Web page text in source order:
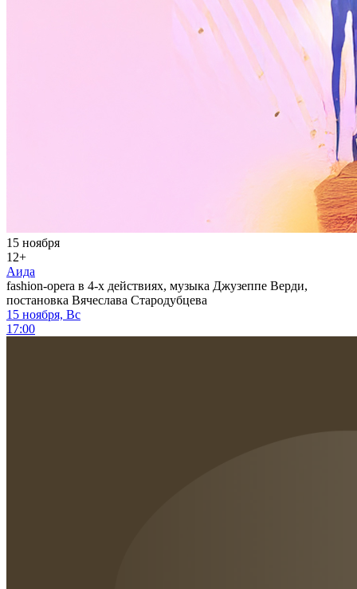
15 ноября
12+
Аида
fashion-opera в 4-х действиях, музыка Джузеппе Верди,
постановка Вячеслава Стародубцева
15 ноября, Вс
17:00